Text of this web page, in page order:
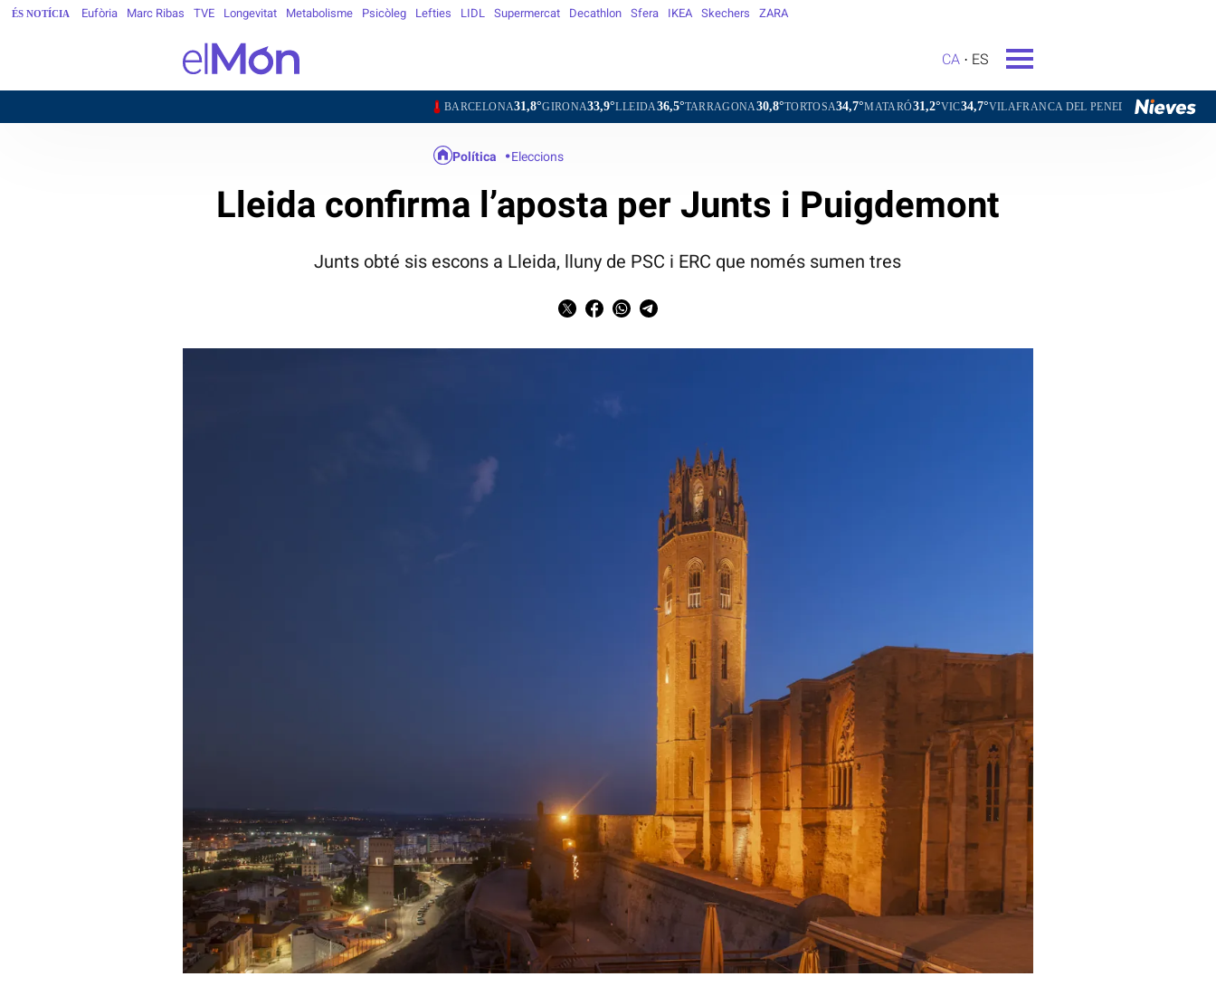
ÉS NOTÍCIA Eufòria Marc Ribas TVE Longevitat Metabolisme Psicòleg Lefties LIDL Supermercat Decathlon Sfera IKEA Skechers ZARA
CA ES
BARCELONA31,8°GIRONA33,9°LLEIDA36,5°TARRAGONA30,8°TORTOSA34,7°MATARÓ31,2°VIC34,7°VILAFRANCA DEL PENEDÈS31,6° VILANOVA I LA
La Seu Vella de Lleida, un dels principals atractius del patrimoni cultural de les Terres de Lleida / Iolanda Sebé / Patronat de Turisme
de la Diputació de Lleida
Política Eleccions
Lleida confirma l’aposta per Junts i Puigdemont
Junts obté sis escons a Lleida, lluny de PSC i ERC que només sumen tres